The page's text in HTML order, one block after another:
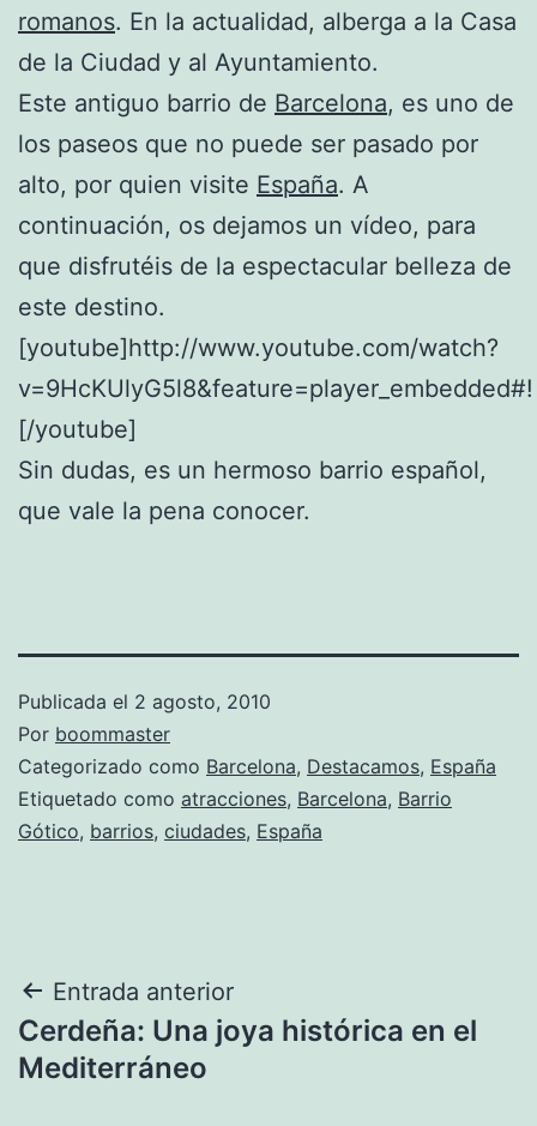
romanos. En la actualidad, alberga a la Casa
de la Ciudad y al Ayuntamiento.
Este antiguo barrio de Barcelona, es uno de
los paseos que no puede ser pasado por
alto, por quien visite España. A
continuación, os dejamos un vídeo, para
que disfrutéis de la espectacular belleza de
este destino.
[youtube]http://www.youtube.com/watch?
v=9HcKUlyG5l8&feature=player_embedded#!
[/youtube]
Sin dudas, es un hermoso barrio español,
que vale la pena conocer.
Publicada el 2 agosto, 2010
Por boommaster
Categorizado como Barcelona, Destacamos, España
Etiquetado como atracciones, Barcelona, Barrio
Gótico, barrios, ciudades, España
Navegación
de
Entrada anterior
Cerdeña: Una joya histórica en el
Mediterráneo